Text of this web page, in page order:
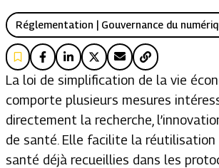
Réglementation | Gouvernance du
La loi de simplification de la vie
comporte plusieurs mesures
directement la recherche,
de santé. Elle facilite la réutilisation
santé déjà recueillies dans les